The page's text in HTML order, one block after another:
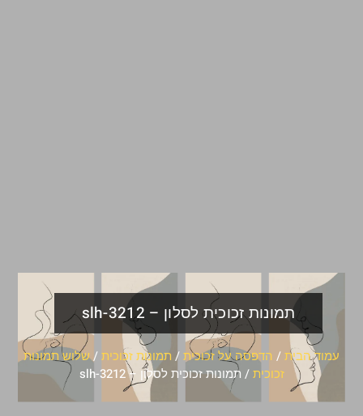
תמונות זכוכית לסלון – slh-3212
עמוד הבית/ הדפסה על זכוכית/ תמונות זכוכית/שלוש תמונות
זכוכית/ תמונות זכוכית לסלון – slh-3212